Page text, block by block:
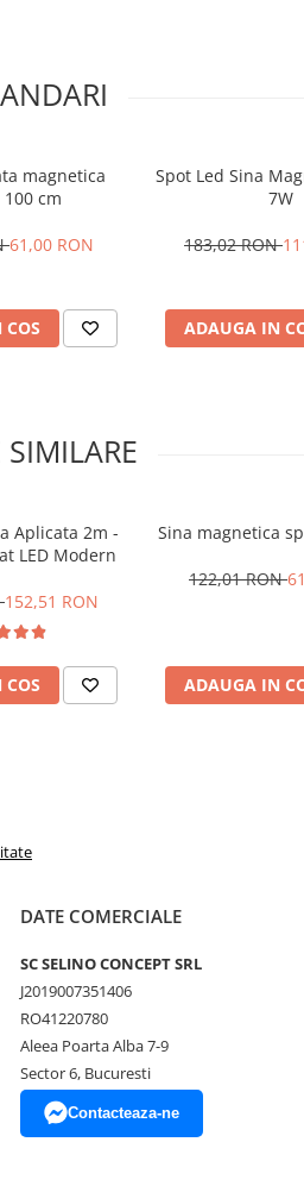
magnetica
cm
61,00 RON
Spot Led Sina
7W
183,02 RON
ADAUGA IN
SIMILARE
Aplicata 2m -
LED Modern
152,51 RON
Sina magnetica
122,01 RON
ADAUGA IN
DATE COMERCIALE
SC SELINO CONCEPT SRL
J2019007351406
RO41220780
Aleea Poarta Alba 7-9
Sector 6, Bucuresti
Contacteaza-ne